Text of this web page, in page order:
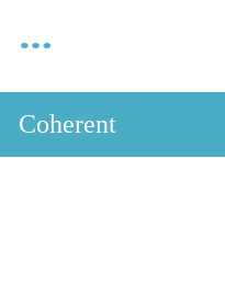
Coherent